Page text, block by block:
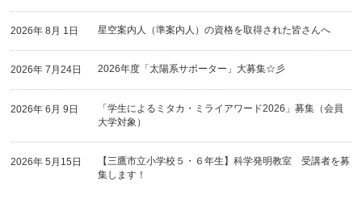
2026年 8月 1日 星空案内人（準案内人）の資格を取得された皆さんへ
2026年 7月24日 2026年度「太陽系サポーター」大募集☆彡
2026年 6月 9日
「学生によるミタカ・ミライアワード2026」募集（会員
大学対象）
2026年 5月15日
【三鷹市立小学校５・６年生】科学発明教室 受講者を募
集します！